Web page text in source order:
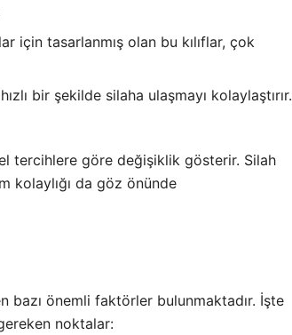
için tasarlanmış olan bu kılıflar, çok
bir şekilde silaha ulaşmayı kolaylaştırır.
tercihlere göre değişiklik gösterir. Silah
kolaylığı da göz önünde
bazı önemli faktörler bulunmaktadır. İşte
noktalar: